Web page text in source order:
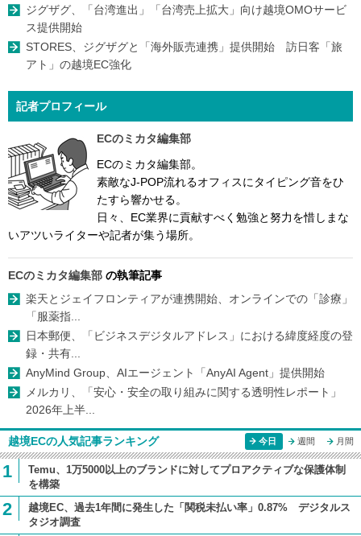
ジグザグ、「台湾進出」「台湾売上拡大」向け越境OMOサービ
ス提供開始
STORES、ジグザグと「海外販売連携」提供開始 訪日客「旅
アト」の越境EC強化
記者プロフィール
ECのミカタ編集部
ECのミカタ編集部。
素敵なJ-POP流れるオフィスにタイピング音をひ
たすら響かせる。
日々、EC業界に貢献すべく勉強と努力を惜しまな
いアツいライターや記者が集う場所。
ECのミカタ編集部 の執筆記事
楽天とジェイフロンティアが連携開始、オンラインでの「診療」
「服薬指...
日本郵便、「ビジネスデジタルアドレス」における緯度経度の登
録・共有...
AnyMind Group、AIエージェント「AnyAI Agent」提供開始
メルカリ、「安心・安全の取り組みに関する透明性レポート」
2026年上半...
越境ECの人気記事ランキング 今日 週間 月間
1
Temu、1万5000以上のブランドに対してプロアクティブな保護体制
を構築
2
越境EC、過去1年間に発生した「関税未払い率」0.87% デジタルス
タジオ調査